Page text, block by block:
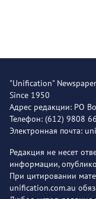
"Unification"
Since 1950
Адрес редакции: PO
Телефон: (612) 9808
Электронная почта:
Редакция не несет
информации,
При цитировании
unification.com.au